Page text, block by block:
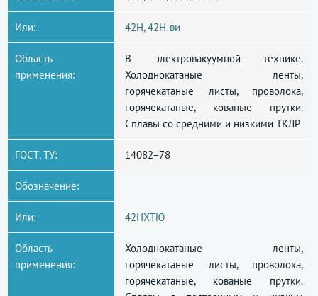
Или: 42Н, 42Н-ви
Область
применения:
В электровакуумной технике.
Холоднокатаные ленты,
горячекатаные листы, проволока,
горячекатаные, кованые прутки.
Сплавы со средними и низкими ТКЛР
ГОСТ, ТУ: 14082−78
Обозначение:
Или: 42НХТЮ
Область
применения:
Холоднокатаные ленты,
горячекатаные листы, проволока,
горячекатаные, кованые прутки.